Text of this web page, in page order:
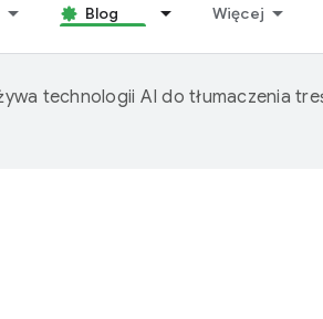
Blog Więcej
technologii AI do tłumaczenia